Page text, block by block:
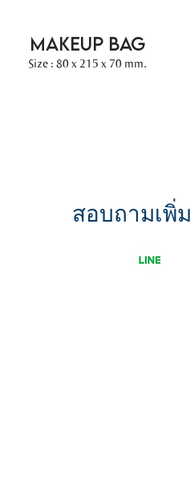
MAKEUP BAG
Size : 80 x 215 x 70 mm.
สอบถามเพิ่